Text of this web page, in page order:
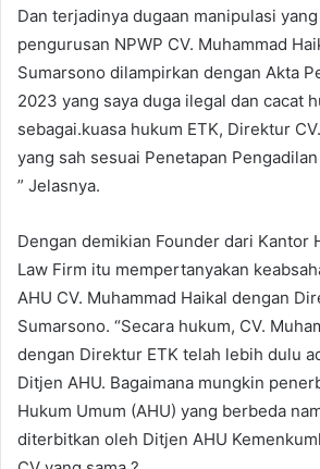
Dan terjadinya dugaan manipulasi
pengurusan NPWP CV. Muhammad
Sumarsono dilampirkan dengan Akta
2023 yang saya duga ilegal dan cacat
sebagai.kuasa hukum ETK, Direktur
yang sah sesuai Penetapan
” Jelasnya.
Dengan demikian Founder dari Kantor
Law Firm itu mempertanyakan
AHU CV. Muhammad Haikal dengan
Sumarsono. “Secara hukum, CV.
dengan Direktur ETK telah lebih dulu
Ditjen AHU. Bagaimana mungkin
Hukum Umum (AHU) yang berbeda
diterbitkan oleh Ditjen AHU